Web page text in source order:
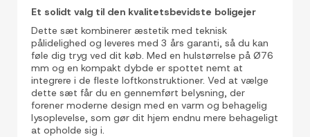
Et solidt valg til den kvalitetsbevidste boligejer
Dette sæt kombinerer æstetik med teknisk
pålidelighed og leveres med 3 års garanti, så du kan
føle dig tryg ved dit køb. Med en hulstørrelse på Ø76
mm og en kompakt dybde er spottet nemt at
integrere i de fleste loftkonstruktioner. Ved at vælge
dette sæt får du en gennemført belysning, der
forener moderne design med en varm og behagelig
lysoplevelse, som gør dit hjem endnu mere behageligt
at opholde sig i.